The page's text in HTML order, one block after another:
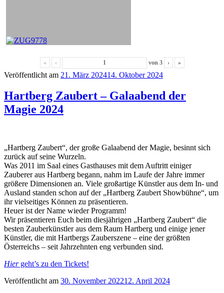
« ‹ von 3 › »
Veröffentlicht am 21. März 202414. Oktober 2024
Hartberg Zaubert – Galaabend der
Magie 2024
„Hartberg Zaubert“, der große Galaabend der Magie, besinnt sich
zurück auf seine Wurzeln.
Was 2011 im Saal eines Gasthauses mit dem Auftritt einiger
Zauberer aus Hartberg begann, nahm im Laufe der Jahre immer
größere Dimensionen an. Viele großartige Künstler aus dem In- und
Ausland standen schon auf der „Hartberg Zaubert Showbühne“, um
ihr vielseitiges Können zu präsentieren.
Heuer ist der Name wieder Programm!
Wir präsentieren Euch beim diesjährigen „Hartberg Zaubert“ die
besten Zauberkünstler aus dem Raum Hartberg und einige jener
Künstler, die mit Hartbergs Zauberszene – eine der größten
Österreichs – seit Jahrzehnten eng verbunden sind.
Hiergeht’s zu den Tickets!
Veröffentlicht am 30. November 202212. April 2024